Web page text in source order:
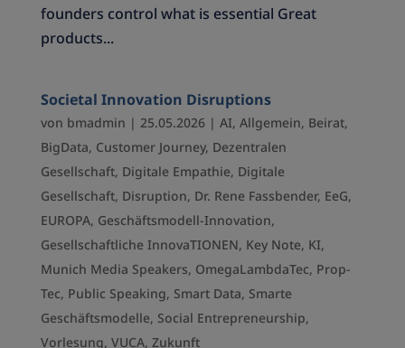
founders control what is essential Great
products...
Societal Innovation Disruptions
von bmadmin | 25.05.2026| AI, Allgemein, Beirat,
BigData, Customer Journey, Dezentralen
Gesellschaft, Digitale Empathie, Digitale
Gesellschaft, Disruption, Dr. Rene Fassbender, EeG,
EUROPA, Geschäftsmodell-Innovation,
Gesellschaftliche InnovaTIONEN, Key Note, KI,
Munich Media Speakers, OmegaLambdaTec, Prop-
Tec, Public Speaking, Smart Data, Smarte
Geschäftsmodelle, Social Entrepreneurship,
Vorlesung, VUCA, Zukunft